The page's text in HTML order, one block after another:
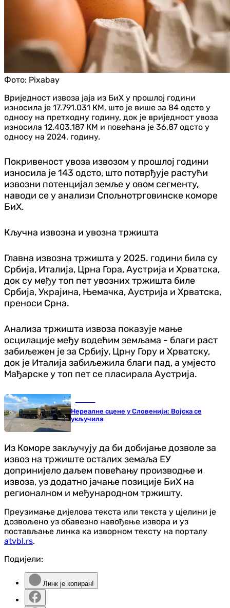
Фото: Pixabay
Вриједност извоза јаја из БиХ у прошлој години
износила је 17.791.031 КМ, што је више за 84 одсто у
односу на претходну годину, док је вриједност увоза
износила 12.403.187 КМ и повећана је 36,87 одсто у
односу на 2024. годину.
Покривеност увоза извозом у прошлој години
износила је 143 одсто, што потврђује растући
извозни потенцијал земље у овом сегменту,
наводи се у анализи Спољнотрговинске коморе
БиХ.
Кључна извозна и увозна тржишта
Главна извозна тржишта у 2025. години била су
Србија, Италија, Црна Гора, Аустрија и Хрватска,
док су међу топ пет увозних тржишта биле
Србија, Украјина, Њемачка, Аустрија и Хрватска,
преноси Срна.
Анализа тржишта извоза показује мање
осцилације међу водећим земљама - благи раст
забиљежен је за Србију, Црну Гору и Хрватску,
док је Италија забиљежила благи пад, а умјесто
Мађарске у топ пет се пласирала Аустрија.
Нереалне сцене у Словенији: Војска се
укључила
Из Коморе закључују да би добијање дозволе за
извоз на тржиште осталих земаља ЕУ
допринијело даљем повећању производње и
извоза, уз додатно јачање позиције БиХ на
регионалном и међународном тржишту.
Преузимање дијелова текста или текста у цјелини је
дозвољено уз обавезно навођење извора и уз
постављање линка ка изворном тексту на порталу
atvbl.rs.
Подијели:
Линк је копиран!